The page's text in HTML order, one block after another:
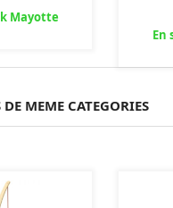
Mayotte
En
MEME CATEGORIES